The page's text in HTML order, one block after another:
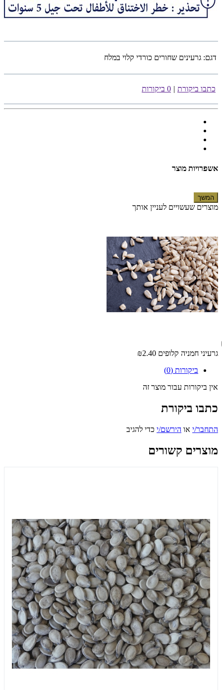
דגם: גרעינים שחורים כורדי קלוי במלח
כתבו ביקורת | 0 ביקורות
אשפרויות מוצר
המשך
מוצרים שעשויים לעניין אותך
גרעיני חמניה קלופים ₪2.40
ביקורות (0)
אין ביקורות עבור מוצר זה
כתבו ביקורת
התחבר/י או הירשם/י כדי להגיב
מוצרים קשורים